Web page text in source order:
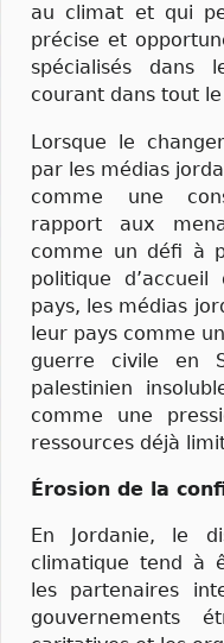
au climat et qui
précise et
spécialisés dans
courant dans tout
Lorsque le
par les médias
comme une
rapport aux
comme un défi à
politique
pays, les médias
leur pays comme
guerre civile en
palestinien
comme une
ressources déjà
Érosion de la
En Jordanie, le
climatique tend à
les partenaires
gouvernements